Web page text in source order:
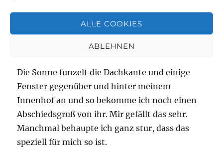
ALLE COOKIES
ABLEHNEN
Die Sonne funzelt die Dachkante und einige
Fenster gegenüber und hinter meinem
Innenhof an und so bekomme ich noch einen
Abschiedsgruß von ihr. Mir gefällt das sehr.
Manchmal behaupte ich ganz stur, dass das
speziell für mich so ist.